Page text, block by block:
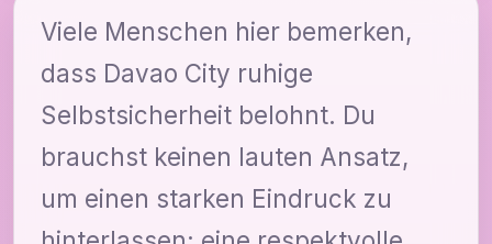
Viele Menschen hier bemerken,
dass Davao City ruhige
Selbstsicherheit belohnt. Du
brauchst keinen lauten Ansatz,
um einen starken Eindruck zu